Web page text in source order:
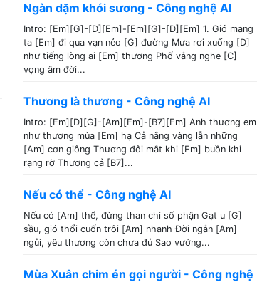
Ngàn dặm khói sương - Công nghệ AI
Intro: [Em][G]-[D][Em]-[Em][G]-[D][Em] 1. Gió mang
ta [Em] đi qua vạn nẻo [G] đường Mưa rơi xuống [D]
như tiếng lòng ai [Em] thương Phố vắng nghe [C]
vọng âm đời...
Thương là thương - Công nghệ AI
Intro: [Em][D][G]-[Am][Em]-[B7][Em] Anh thương em
như thương mùa [Em] hạ Cả nắng vàng lẫn những
[Am] cơn giông Thương đôi mắt khi [Em] buồn khi
rạng rỡ Thương cả [B7]...
Nếu có thể - Công nghệ AI
Nếu có [Am] thể, đừng than chi số phận Gạt u [G]
sầu, gió thổi cuốn trôi [Am] nhanh Đời ngắn [Am]
ngủi, yêu thương còn chưa đủ Sao vướng...
Mùa Xuân chim én gọi người - Công nghệ